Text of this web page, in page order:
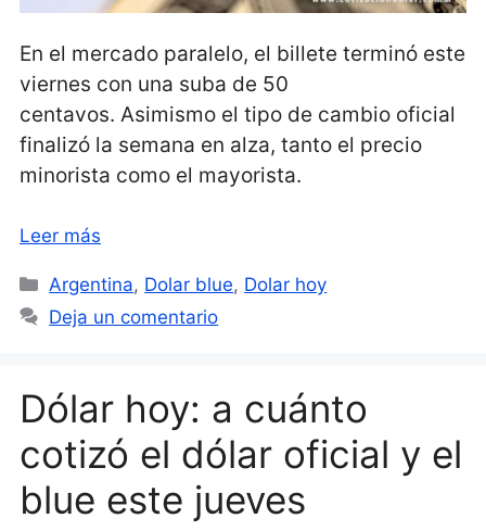
En el mercado paralelo, el billete terminó este
viernes con una suba de 50
centavos. Asimismo el tipo de cambio oficial
finalizó la semana en alza, tanto el precio
minorista como el mayorista.
Leer más
Categorías
Argentina, Dolar blue, Dolar hoy
Deja un comentario
Dólar hoy: a cuánto
cotizó el dólar oficial y el
blue este jueves